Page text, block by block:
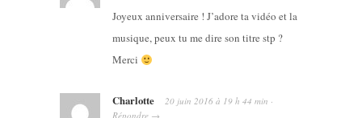
Joyeux anniversaire ! J’adore ta vidéo et la
musique, peux tu me dire son titre stp ?
Merci
Charlotte 20 juin 2016 à 19 h 44 min ·
Répondre →